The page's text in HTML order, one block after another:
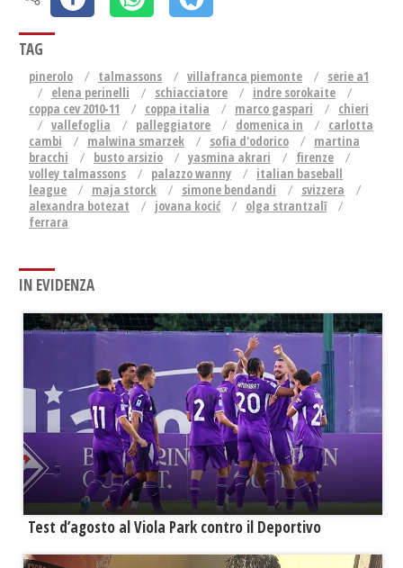
TAG
pinerolo talmassons villafranca piemonte
serie a1
elena perinelli
schiacciatore
indre sorokaite
coppa cev 2010-11
coppa italia marco gaspari
chieri
vallefoglia
palleggiatore domenica in
carlotta
cambi
malwina smarzek sofia d'odorico
martina
bracchi
busto arsizio yasmina akrari
firenze
volley talmassons
palazzo wanny
italian baseball
league
maja storck simone bendandi
svizzera
alexandra botezat
jovana kocić
olga strantzalī
ferrara
IN EVIDENZA
Test d’agosto al Viola Park contro il Deportivo